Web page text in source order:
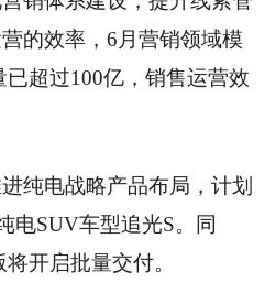
的效率，6月营销领域模
超过100亿，销售运营效
纯电战略产品布局，计划
电SUV车型追光S。同
开启批量交付。